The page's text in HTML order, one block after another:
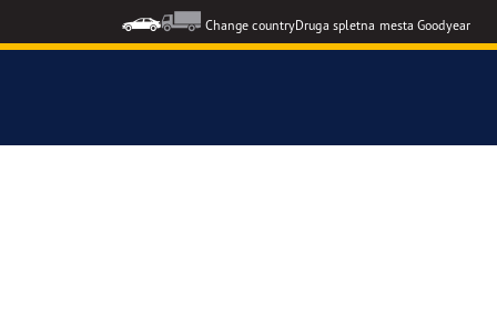
Change countryDruga spletna mesta Goodyear